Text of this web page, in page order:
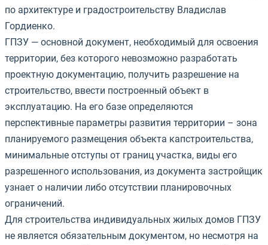
по архитектуре и градостроительству Владислав
Гордиенко.
ГПЗУ — основной документ, необходимый для освоения
территории, без которого невозможно разработать
проектную документацию, получить разрешение на
строительство, ввести построенный объект в
эксплуатацию. На его базе определяются
перспективные параметры развития территории – зона
планируемого размещения объекта капстроительства,
минимальные отступы от границ участка, виды его
разрешенного использования, из документа застройщик
узнает о наличии либо отсутствии планировочных
ограничений.
Для строительства индивидуальных жилых домов ГПЗУ
не является обязательным документом, но несмотря на